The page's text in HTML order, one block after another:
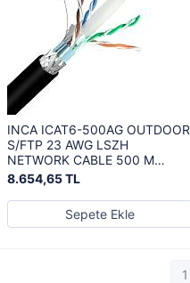
INCA ICAT6-500AG OUTDOOR
S/FTP 23 AWG LSZH
NETWORK CABLE 500 M
SİYAH
8.654,65 TL
Sepete Ekle
1